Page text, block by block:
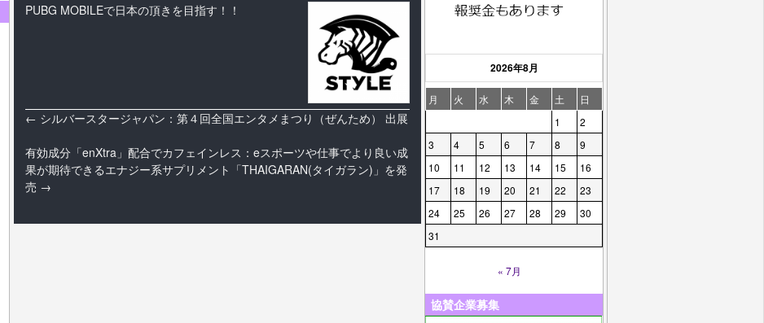
PUBG MOBILEで日本の頂きを目指す！！
← シルバースタージャパン：第４回全国エンタメまつり（ぜんため） 出展
有効成分「enXtra」配合でカフェインレス：eスポーツや仕事でより良い成
果が期待できるエナジー系サプリメント「THAIGARAN(タイガラン)」を発
売 →
2026年8月
月 火 水 木 金 土
日
1
2
3
4 5 6 7 8
9
10
11 12 13 14 15
16
17
18 19 20 21 22
23
24
25 26 27 28 29
30
31
« 7月
協賛企業募集